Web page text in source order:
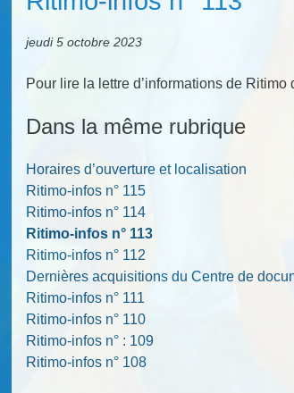
jeudi 5 octobre 2023
Pour lire la lettre d’informations de
Dans la même rubrique
Horaires d’ouverture et localisation
Ritimo-infos n° 115
Ritimo-infos n° 114
Ritimo-infos n° 113
Ritimo-infos n° 112
Dernières acquisitions du Centre de
Ritimo-infos n° 111
Ritimo-infos n° 110
Ritimo-infos n° : 109
Ritimo-infos n° 108